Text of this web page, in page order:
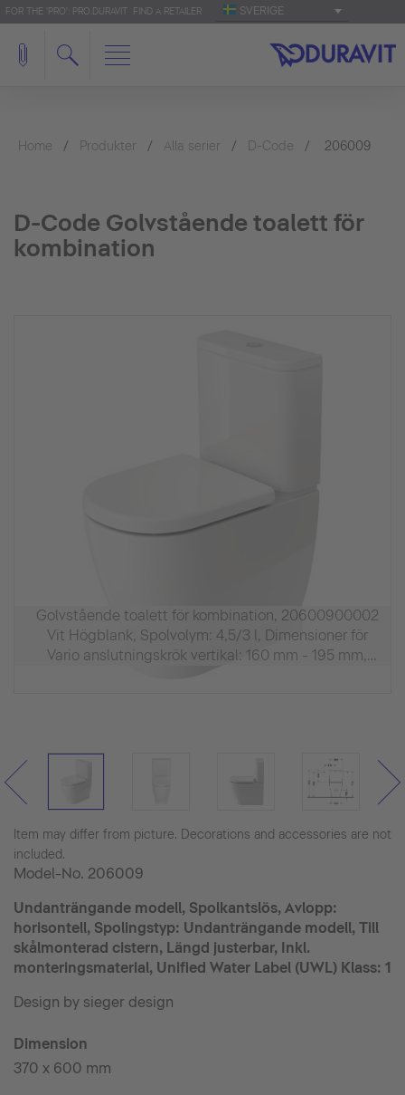
FOR THE 'PRO': PRO.DURAVIT FIND A RETAILER SVERIGE
Home Produkter Alla serier D-Code 206009
D-Code Golvstående toalett för
kombination
Golvstående toalett för kombination, 20600900002
Vit Högblank, Spolvolym: 4,5/3 l, Dimensioner för
Vario anslutningskrök vertikal: 160 mm - 195 mm,
Item may differ from picture. Decorations and accessories are not
included.
Model-No. 206009
Undanträngande modell, Spolkantslös, Avlopp:
horisontell, Spolingstyp: Undanträngande modell, Till
skålmonterad cistern, Längd justerbar, Inkl.
monteringsmaterial, Unified Water Label (UWL) Klass: 1
Design by sieger design
Dimension
370 x 600 mm